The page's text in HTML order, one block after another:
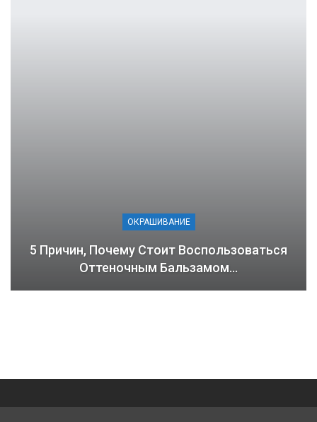
ОКРАШИВАНИЕ
5 Причин, Почему Стоит Воспользоваться
Оттеночным Бальзамом…